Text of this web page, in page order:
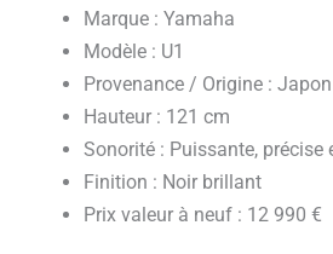
Marque : Yamaha
Modèle : U1
Provenance / Origine : Japon
Hauteur : 121 cm
Sonorité : Puissante, précise
Finition : Noir brillant
Prix valeur à neuf : 12 990 €